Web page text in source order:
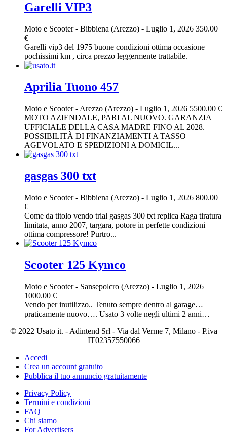
Garelli VIP3
Moto e Scooter- Bibbiena (Arezzo) - Luglio 1, 2026 350.00
€
Garelli vip3 del 1975 buone condizioni ottima occasione
pochissimi km , circa prezzo leggermente trattabile.
Aprilia Tuono 457
Moto e Scooter- Arezzo (Arezzo) - Luglio 1, 2026 5500.00 €
MOTO AZIENDALE, PARI AL NUOVO. GARANZIA
UFFICIALE DELLA CASA MADRE FINO AL 2028.
POSSIBILITÀ DI FINANZIAMENTI A TASSO
AGEVOLATO E SPEDIZIONI A DOMICIL...
gasgas 300 txt
Moto e Scooter- Bibbiena (Arezzo) - Luglio 1, 2026 800.00
€
Come da titolo vendo trial gasgas 300 txt replica Raga tiratura
limitata, anno 2007, targara, potore in perfette condizioni
ottima compressore! Purtro...
Scooter 125 Kymco
Moto e Scooter- Sansepolcro (Arezzo) - Luglio 1, 2026
1000.00 €
Vendo per inutilizzo.. Tenuto sempre dentro al garage…
praticamente nuovo…. Usato 3 volte negli ultimi 2 anni…
© 2022 Usato it. - Adintend Srl - Via dal Verme 7, Milano - P.iva
IT02357550066
Accedi
Crea un account gratuito
Pubblica il tuo annuncio gratuitamente
Privacy Policy
Termini e condizioni
FAQ
Chi siamo
For Advertisers